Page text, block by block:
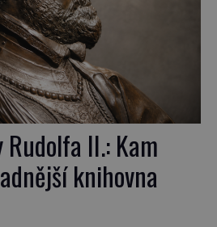
II.: Kam
knihovna